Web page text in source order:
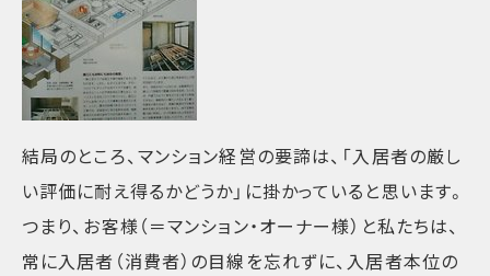
結局のところ、マンション経営の要諦は、「入居者の厳し
い評価に耐え得るかどうか」に掛かっていると思います。
つまり、お客様（＝マンション・オーナー様）と私たちは、
常に入居者（消費者）の目線を忘れずに、入居者本位の